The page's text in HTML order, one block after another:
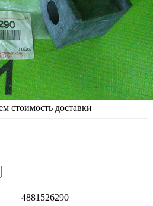
стоимость доставки
4881526290